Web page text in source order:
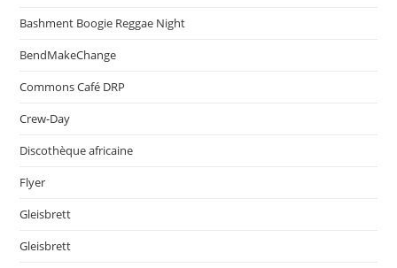
Bashment Boogie Reggae Night
BendMakeChange
Commons Café DRP
Crew-Day
Discothèque africaine
Flyer
Gleisbrett
Gleisbrett